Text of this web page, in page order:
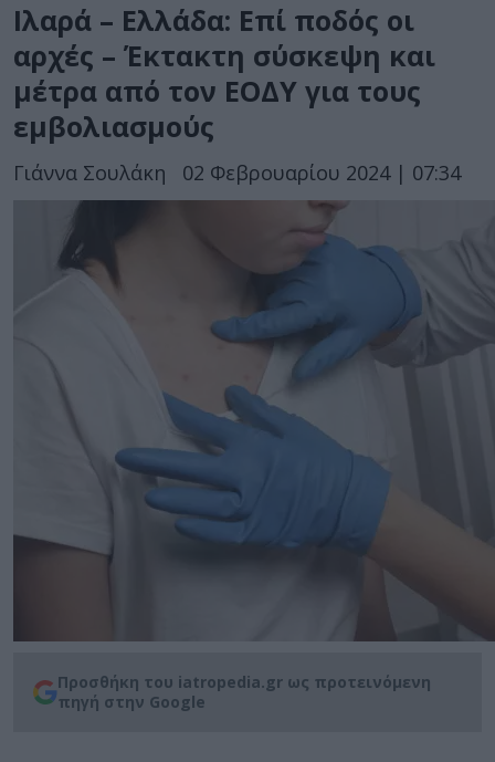
Ιλαρά – Ελλάδα: Επί ποδός οι
αρχές – Έκτακτη σύσκεψη και
μέτρα από τον ΕΟΔΥ για τους
εμβολιασμούς
Γιάννα Σουλάκη 02 Φεβρουαρίου 2024 | 07:34
Προσθήκη του iatropedia.gr ως προτεινόμενη
πηγή στην Google